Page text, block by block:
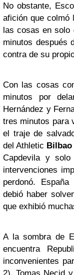
No obstante,
afición que colmó
las cosas en solo
minutos después
contra de su
Con las cosas
minutos por
Hernández y
tres minutos para
el traje de
del Athletic Bilbao
Capdevila y
intervenciones
perdonó.
debió haber
que exhibió
A la sombra de
encuentra
inconvenientes